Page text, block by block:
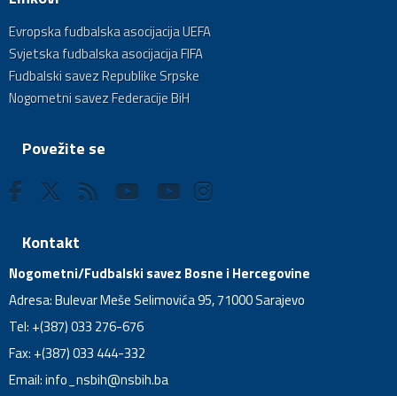
Evropska fudbalska asocijacija UEFA
Svjetska fudbalska asocijacija FIFA
Fudbalski savez Republike Srpske
Nogometni savez Federacije BiH
Povežite se
Kontakt
Nogometni/Fudbalski savez Bosne i Hercegovine
Adresa: Bulevar Meše Selimovića 95, 71000 Sarajevo
Tel: +(387) 033 276-676
Fax: +(387) 033 444-332
Email:info_nsbih@nsbih.ba